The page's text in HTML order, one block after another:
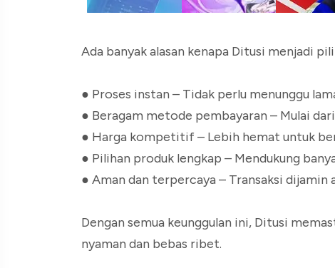
Ada banyak alasan kenapa Ditusi menjadi
● Proses instan – Tidak perlu menunggu
● Beragam metode pembayaran – Mulai
● Harga kompetitif – Lebih hemat untuk
● Pilihan produk lengkap – Mendukung
● Aman dan terpercaya – Transaksi dijamin
Dengan semua keunggulan ini, Ditusi
nyaman dan bebas ribet.